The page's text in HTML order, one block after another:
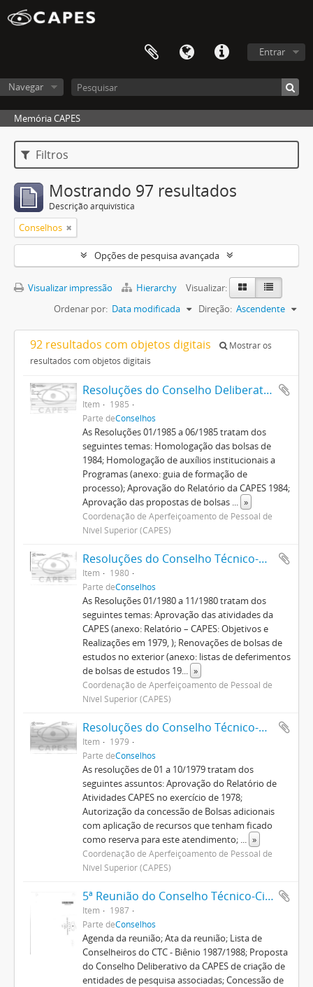
Entrar
Navegar
Memória CAPES
Filtros
Mostrando 97 resultados
Descrição arquivística
Conselhos
Opções de pesquisa avançada
Visualizar impressão Hierarchy
Visualizar:
Ordenar por: Data modificada Direção: Ascendente
92 resultados com objetos digitais
Mostrar os
resultados com objetos digitais
Resoluções do Conselho Deliberativo (1982-1992)
Item
1985
Parte deConselhos
As Resoluções 01/1985 a 06/1985 tratam dos
seguintes temas: Homologação das bolsas de
1984; Homologação de auxílios institucionais a
Programas (anexo: guia de formação de
processo); Aprovação do Relatório da CAPES 1984;
Aprovação das propostas de bolsas ... »
Coordenação de Aperfeiçoamento de Pessoal de
Nível Superior (CAPES)
Resoluções do Conselho Técnico-Administrativo (1974-1982)
Item
1980
Parte deConselhos
As Resoluções 01/1980 a 11/1980 tratam dos
seguintes temas: Aprovação das atividades da
CAPES (anexo: Relatório – CAPES: Objetivos e
Realizações em 1979, ); Renovações de bolsas de
estudos no exterior (anexo: listas de deferimentos
de bolsas de estudos 19... »
Coordenação de Aperfeiçoamento de Pessoal de
Nível Superior (CAPES)
Resoluções do Conselho Técnico-Administrativo (1974-1982)
Item
1979
Parte deConselhos
As resoluções de 01 a 10/1979 tratam dos
seguintes assuntos: Aprovação do Relatório de
Atividades CAPES no exercício de 1978;
Autorização da concessão de Bolsas adicionais
com aplicação de recursos que tenham ficado
como reserva para este atendimento; ... »
Coordenação de Aperfeiçoamento de Pessoal de
Nível Superior (CAPES)
5ª Reunião do Conselho Técnico-Científico
Item
1987
Parte deConselhos
Agenda da reunião; Ata da reunião; Lista de
Conselheiros do CTC - Biênio 1987/1988; Proposta
do Conselho Deliberativo da CAPES de criação de
entidades de pesquisa associadas; Concessão de